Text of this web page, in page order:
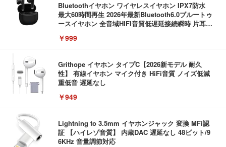
Bluetoothイヤホン ワイヤレスイヤホン IPX7防水
最大60時間再生 2026年最新Bluetooth6.0ブルートゥ
ースイヤホン 全音域HIFI音質低遅延接続瞬時 片耳/
用iPhone/Android対応 (002 black)
￥999
Grithope イヤホン タイプC【2026新モデル 耐久
性】 有線イヤホン マイク付き HiFi音質 ノイズ低減
重低音 遅延なし
￥949
Lightning to 3.5mm イヤホンジャック 変換 MFi認
証 【ハイレゾ音質】 内蔵DAC 遅延なし 48ビット/9
6KHz 音量調節対応